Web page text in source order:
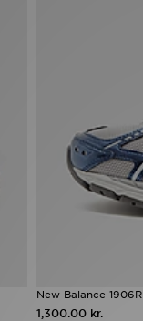
New Balance 1906R
1,300.00 kr.